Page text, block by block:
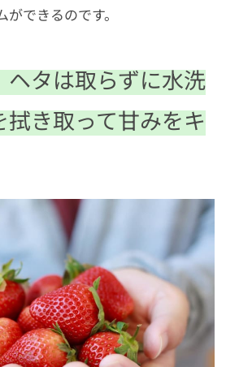
できるのです。
ヘタは取らずに水洗
拭き取って甘みをキ